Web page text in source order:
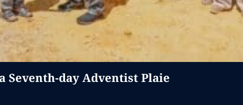
Seventh-day Adventist Plaie